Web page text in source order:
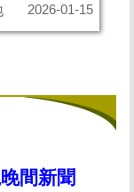
2026-01-15
間新聞